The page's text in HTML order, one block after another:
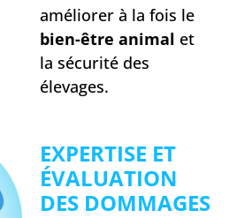
améliorer à la fois le
bien-être animal et
la sécurité des
élevages.
EXPERTISE ET
ÉVALUATION
DES DOMMAGES